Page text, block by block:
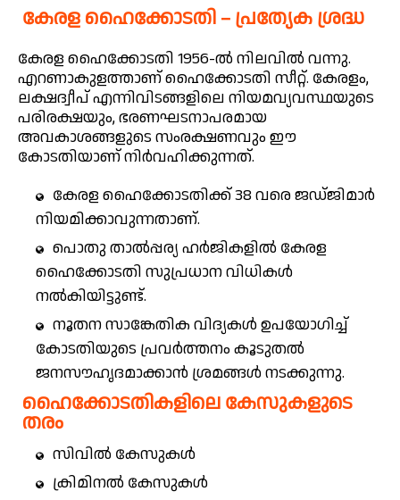
കേരള ഹൈക്കോടതി – പ്രത്യേക ശ്രദ്ധ
കേരള ഹൈക്കോടതി 1956-ൽ നിലവിൽ വന്നു.
എറണാകുളത്താണ് ഹൈക്കോടതി സീറ്റ്. കേരളം,
ലക്ഷദ്വീപ് എന്നിവിടങ്ങളിലെ നിയമവ്യവസ്ഥയുടെ
പരിരക്ഷയും, ഭരണഘടനാപരമായ
അവകാശങ്ങളുടെ സംരക്ഷണവും ഈ
കോടതിയാണ് നിർവഹിക്കുന്നത്.
കേരള ഹൈക്കോടതിക്ക് 38 വരെ ജഡ്ജിമാർ
നിയമിക്കാവുന്നതാണ്.
പൊതു താൽപ്പര്യ ഹർജികളിൽ കേരള
ഹൈക്കോടതി സുപ്രധാന വിധികൾ
നൽകിയിട്ടുണ്ട്.
നൂതന സാങ്കേതിക വിദ്യകൾ ഉപയോഗിച്ച്
കോടതിയുടെ പ്രവർത്തനം കൂടുതൽ
ജനസൗഹൃദമാക്കാൻ ശ്രമങ്ങൾ നടക്കുന്നു.
ഹൈക്കോടതികളിലെ കേസുകളുടെ
തരം
സിവിൽ കേസുകൾ
ക്രിമിനൽ കേസുകൾ